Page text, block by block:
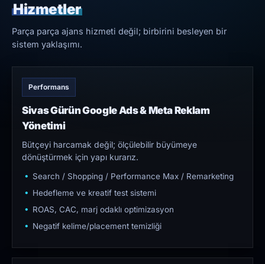
Hizmetler
Parça parça ajans hizmeti değil; birbirini besleyen bir
sistem yaklaşımı.
Performans
Sivas Gürün Google Ads & Meta Reklam
Yönetimi
Bütçeyi harcamak değil; ölçülebilir büyümeye
dönüştürmek için yapı kurarız.
Search / Shopping / Performance Max / Remarketing
Hedefleme ve kreatif test sistemi
ROAS, CAC, marj odaklı optimizasyon
Negatif kelime/placement temizliği